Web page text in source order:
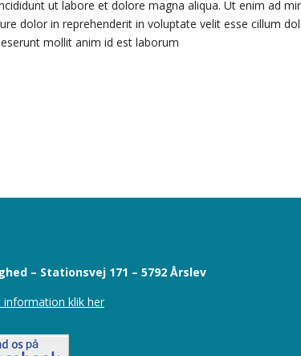
ut labore et dolore magna aliqua. Ut enim ad
dolor in reprehenderit in voluptate velit esse cillum
mollit anim id est laborum
– Stationsvej 171 – 5792 Årslev
klik her